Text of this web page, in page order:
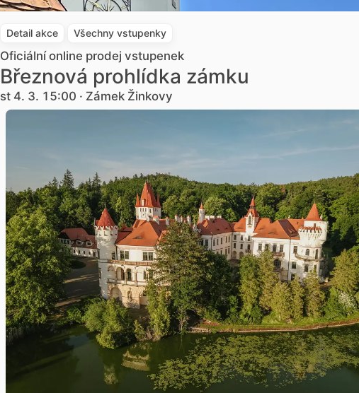
Detail akce Všechny vstupenky
Oficiální online prodej vstupenek
Březnová prohlídka zámku
st 4. 3. 15:00 · Zámek Žinkovy